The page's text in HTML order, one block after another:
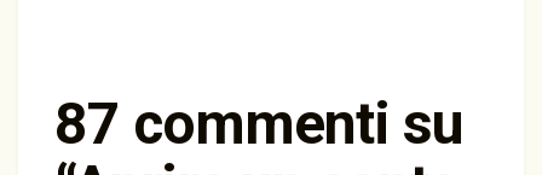
87 commenti su